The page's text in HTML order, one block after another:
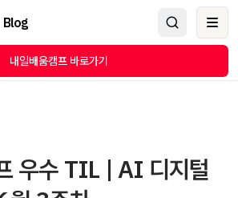
Blog
내일배움캠프 바로가기
우수 TIL | AI 디지털